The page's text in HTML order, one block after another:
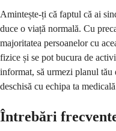
Amintește-ți că faptul că ai
duce o viață normală. Cu
majoritatea persoanelor cu
fizice și se pot bucura de
informat, să urmezi planul tău
deschisă cu echipa ta
Întrebări